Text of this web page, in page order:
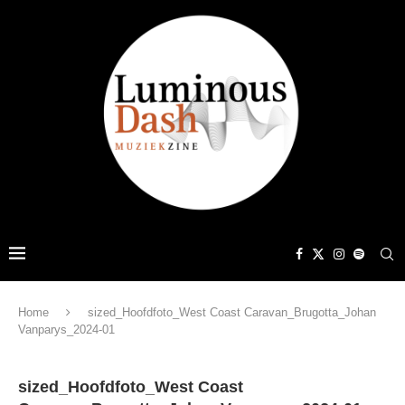
Home
sized_Hoofdfoto_West Coast Caravan_Brugotta_Johan
Vanparys_2024-01
sized_Hoofdfoto_West Coast